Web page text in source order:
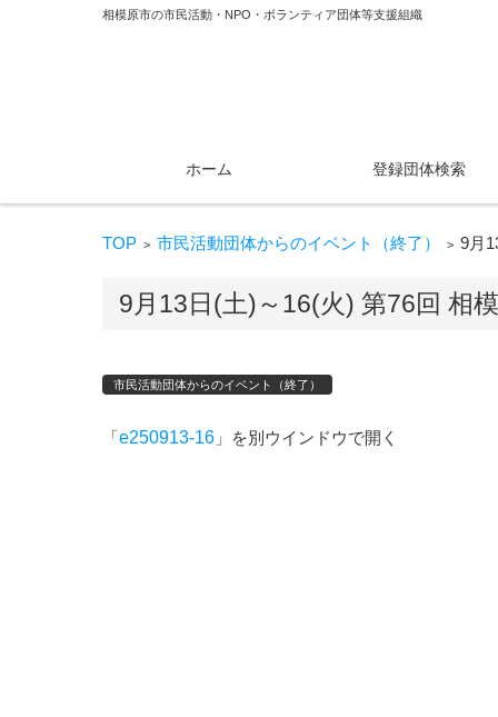
相模原市の市民活動・NPO・ボランティア団体等支援組織
ホーム 登録団体検索
TOP > 市民活動団体からのイベント（終了） > 9月
9月13日(土)～16(火) 第76回 相
市民活動団体からのイベント（終了）
「e250913-16 」を別ウインドウで開く